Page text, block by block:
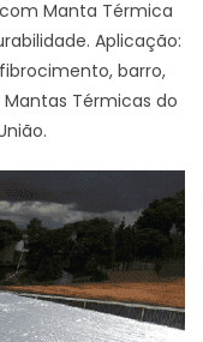
Manta Térmica
Aplicação:
barro,
Térmicas do